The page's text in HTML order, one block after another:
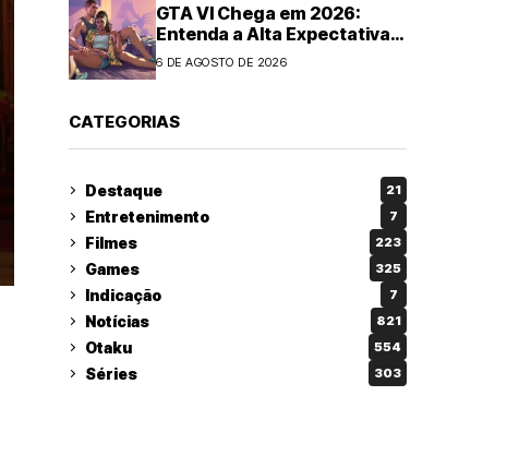
GTA VI Chega em 2026:
Entenda a Alta Expectativa
Global
6 DE AGOSTO DE 2026
CATEGORIAS
Destaque 21
Entretenimento 7
Filmes 223
Games 325
Indicação 7
Notícias 821
Otaku 554
Séries 303